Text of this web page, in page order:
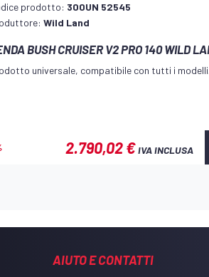
prodotto: 300UN 52545
Wild Land
BUSH CRUISER V2 PRO 140 WILD
universale, compatibile con tutti i modelli.
2.790,02 €IVA INCLUSA
AIUTO E CONTATTI